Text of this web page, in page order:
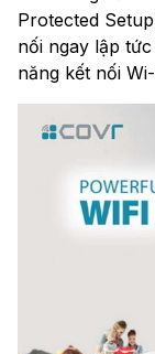
Protected
nối ngay lập
năng kết nối